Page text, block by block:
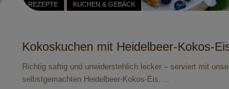
REZEPTE KUCHEN & GEBÄCK
Kokoskuchen mit Heidelbeer-Kokos-
Richtig saftig und unwiderstehlich lecker – serviert mit
selbstgemachten Heidelbeer-Kokos-Eis. ...